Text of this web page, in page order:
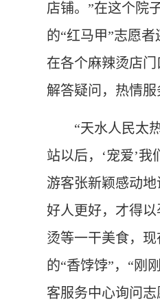
店铺。”在这个院
的“红马甲”志愿者
在各个麻辣烫店门
解答疑问，热情服
“天水人民太热
站以后，‘宠爱’我
游客张新颖感动
好人更好，才得
烫等一干美食，
的“香饽饽”，“刚
客服务中心询问